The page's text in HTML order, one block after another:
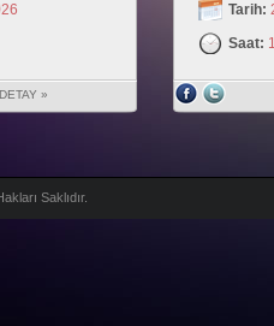
DETAY »
Tarih:
Saat:
Saklıdır.